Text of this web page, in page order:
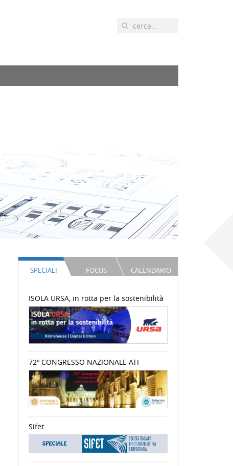
SPECIALI FOCUS CALENDARIO
ISOLA URSA, in rotta per la sostenibilità
72º CONGRESSO NAZIONALE ATI
Sifet